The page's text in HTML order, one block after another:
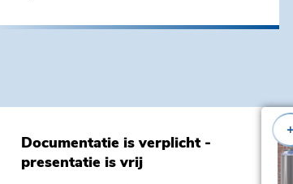
Documentatie is verplicht -
presentatie is vrij
+